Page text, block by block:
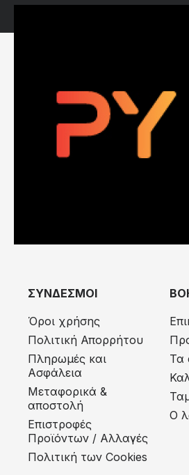
ΣΥΝΔΕΣΜΟΙ
Όροι χρήσης
Πολιτική Απορρήτου
Πληρωμές και
Ασφάλεια
Μεταφορικά &
αποστολή
Eπιστροφές
Προϊόντων / Αλλαγές
Πολιτική των Cookies
Τα
Ο